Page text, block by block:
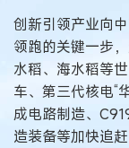
创新引领产业向
领跑的关键一步
水稻、海水稻等
车、第三代核电“
成电路制造、
造装备等加快追